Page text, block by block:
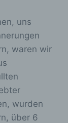
uns
waren wir
wurden
über 6